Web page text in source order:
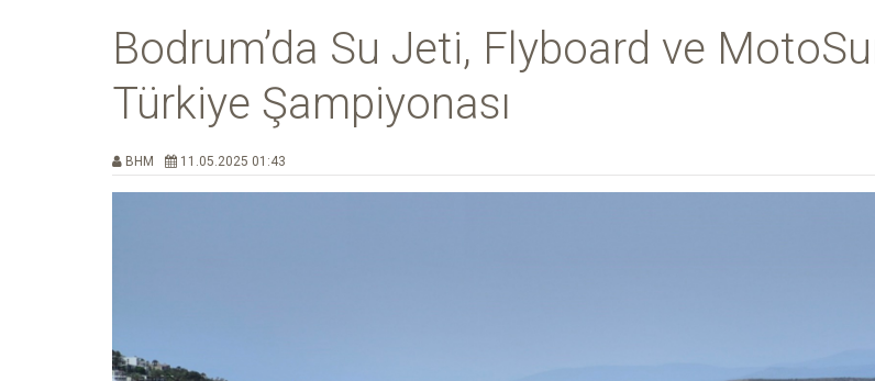
Bodrum’da Su Jeti, Flyboard ve
Türkiye Şampiyonası
BHM 11.05.2025 01:43